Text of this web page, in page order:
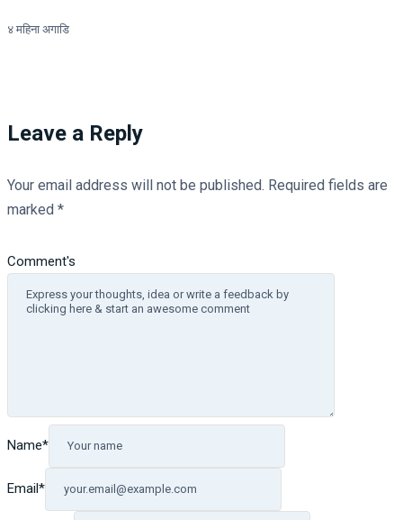
४ महिना अगाडि
Leave a Reply
Your email address will not be published. Required fields are
marked *
Comment's
Name*
Email*